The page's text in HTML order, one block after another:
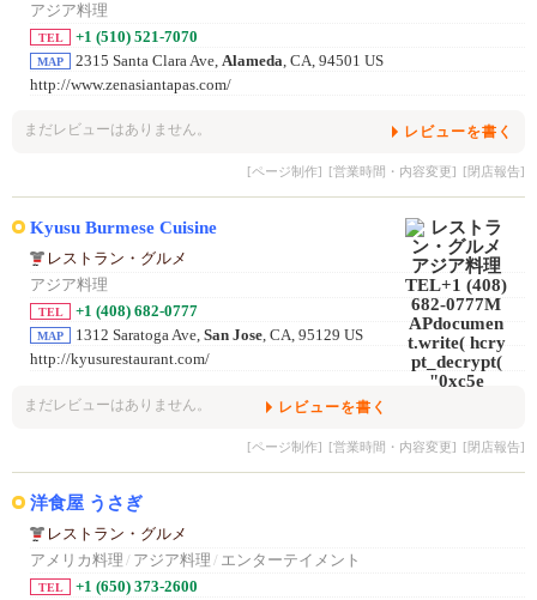
アジア料理
TEL +1 (510) 521-7070
MAP 2315 Santa Clara Ave, Alameda , CA, 94501 US
http://www.zenasiantapas.com/
まだレビューはありません。 レビューを書く
[ページ制作] [営業時間・内容変更] [閉店報告]
Kyusu Burmese Cuisine
レストラン・グルメ
アジア料理
TEL +1 (408) 682-0777
MAP 1312 Saratoga Ave, San Jose, CA, 95129 US
http://kyusurestaurant.com/
まだレビューはありません。 レビューを書く
[ページ制作] [営業時間・内容変更] [閉店報告]
洋食屋 うさぎ
レストラン・グルメ
アメリカ料理 / アジア料理 / エンターテイメント
TEL +1 (650) 373-2600